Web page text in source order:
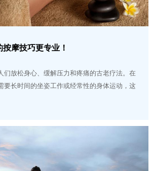
摩技巧更专业！
们放松身心、缓解压力和疼痛的古老疗法。在
要长时间的坐姿工作或经常性的身体运动，这